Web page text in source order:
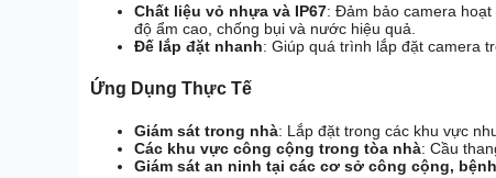
Chất liệu vỏ nhựa và IP67: Đảm bảo camera
độ ẩm cao, chống bụi và nước hiệu quả.
Đế lắp đặt nhanh: Giúp quá trình lắp đặt camera
Ứng Dụng Thực Tế
Giám sát trong nhà: Lắp đặt trong các khu vực
Các khu vực công cộng trong tòa nhà: Cầu
Giám sát an ninh tại các cơ sở công cộng,